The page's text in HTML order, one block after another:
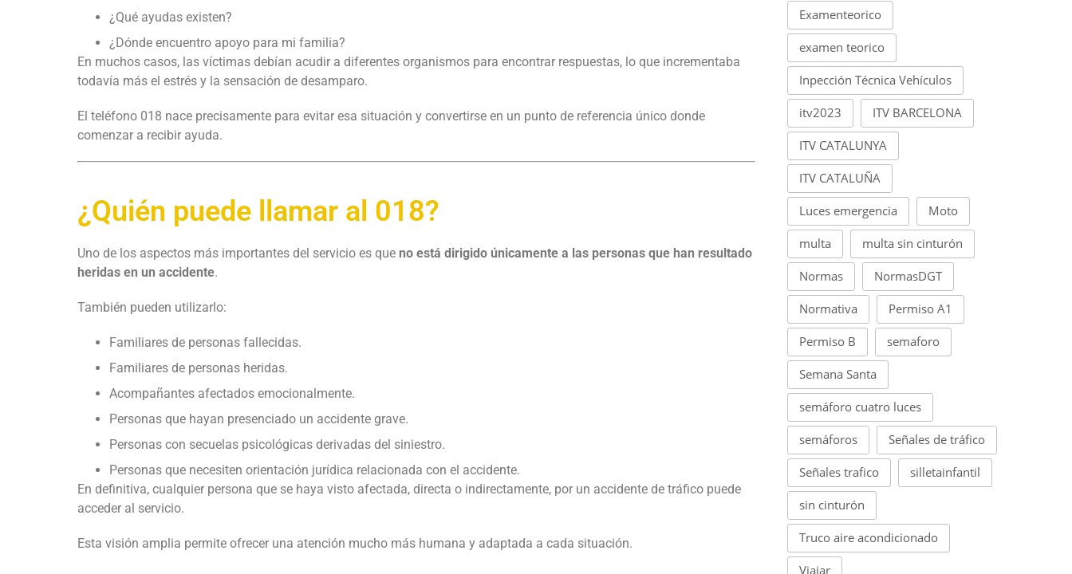
¿Qué ayudas existen?
¿Dónde encuentro apoyo para mi familia?
En muchos casos, las víctimas debían acudir a diferentes organismos para encontrar respuestas, lo que incrementaba
todavía más el estrés y la sensación de desamparo.
El teléfono 018 nace precisamente para evitar esa situación y convertirse en un punto de referencia único donde
comenzar a recibir ayuda.
¿Quién puede llamar al 018?
Uno de los aspectos más importantes del servicio es que no está dirigido únicamente a las personas que han resultado
heridas en un accidente.
También pueden utilizarlo:
Familiares de personas fallecidas.
Familiares de personas heridas.
Acompañantes afectados emocionalmente.
Personas que hayan presenciado un accidente grave.
Personas con secuelas psicológicas derivadas del siniestro.
Personas que necesiten orientación jurídica relacionada con el accidente.
En definitiva, cualquier persona que se haya visto afectada, directa o indirectamente, por un accidente de tráfico puede
acceder al servicio.
Esta visión amplia permite ofrecer una atención mucho más humana y adaptada a cada situación.
Examenteorico
examen teorico
Inpección Técnica Vehículos
itv2023 ITV BARCELONA
ITV CATALUNYA
ITV CATALUÑA
Luces emergencia Moto
multa multa sin cinturón
Normas NormasDGT
Normativa Permiso A1
Permiso B semaforo
Semana Santa
semáforo cuatro luces
semáforos Señales de tráfico
Señales trafico silletainfantil
sin cinturón
Truco aire acondicionado
Viajar